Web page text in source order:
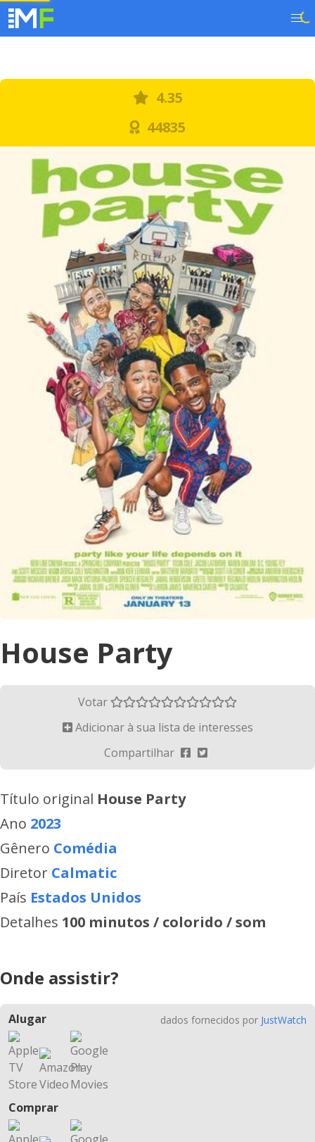
4.35
44835
House Party
Votar
Adicionar à sua lista de interesses
Compartilhar
Título original House Party
Ano 2023
Gênero Comédia
Diretor Calmatic
País Estados Unidos
Detalhes 100 minutos / colorido / som
Onde assistir?
Alugar
Comprar
dados fornecidos por JustWatch